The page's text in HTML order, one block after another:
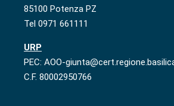
85100 Potenza PZ
Tel 0971 661111
URP
PEC: AOO-
C.F. 80002950766